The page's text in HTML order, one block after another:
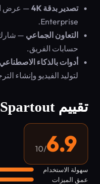
تصدير بدقة 4K
Enterprise.
التعاون الجماعي —
حسابات الفريق.
أدوات بالذكاء الاصطناعي
لتوليد الفيديو وإنشاء
تقييم SaaSpartout
6.9
/10
سهولة الاستخدام
عمق الميزات